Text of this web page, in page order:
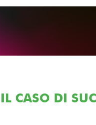
CASO DI